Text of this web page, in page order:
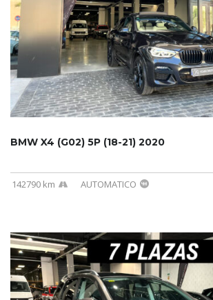
BMW X4 (G02) 5P (18-21) 2020
142790 km AUTOMATICO